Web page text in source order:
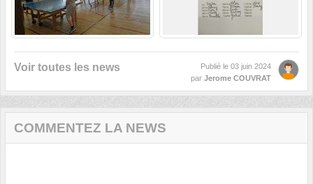
Voir toutes les news Publié le 03 juin 2024
par Jerome COUVRAT
COMMENTEZ LA NEWS